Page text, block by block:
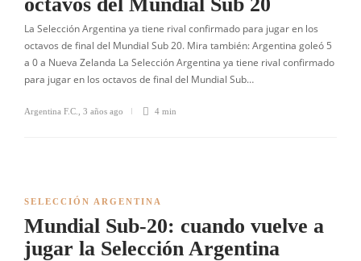
La Selección Argentina ya tiene rival confirmado para jugar en los
octavos de final del Mundial Sub 20. Mira también: Argentina goleó 5
a 0 a Nueva Zelanda La Selección Argentina ya tiene rival confirmado
para jugar en los octavos de final del Mundial Sub…
Argentina F.C. 3 años ago 4 min
SELECCIÓN ARGENTINA
Mundial Sub-20: cuando vuelve a
jugar la Selección Argentina